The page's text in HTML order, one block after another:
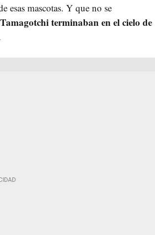
esas mascotas. Y que no se
terminaban en el cielo de